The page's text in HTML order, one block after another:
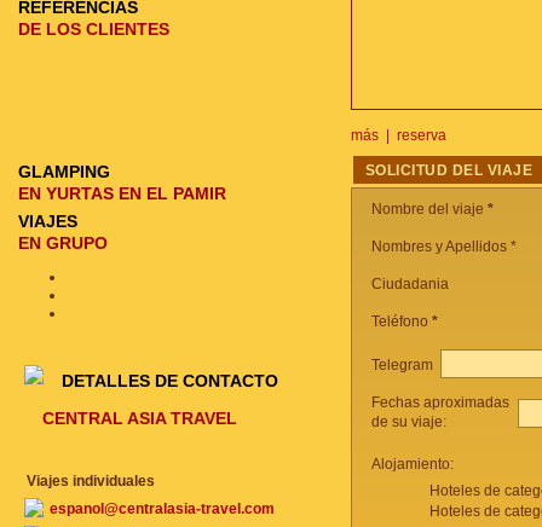
más reserva
SOLICITUD DEL VIAJE
Nombre del viaje *
Nombres y Apellidos *
Ciudadania
Teléfono *
Telegram
Fechas aproximadas
de su viaje:
Alojamiento:
Hoteles de
Hoteles de
REFERENCIAS
DE LOS CLIENTES
GLAMPING
EN YURTAS EN EL PAMIR
VIAJES
EN GRUPO
DETALLES DE CONTACTO
CENTRAL ASIA TRAVEL
Viajes individuales
espanol@centralasia-travel.com